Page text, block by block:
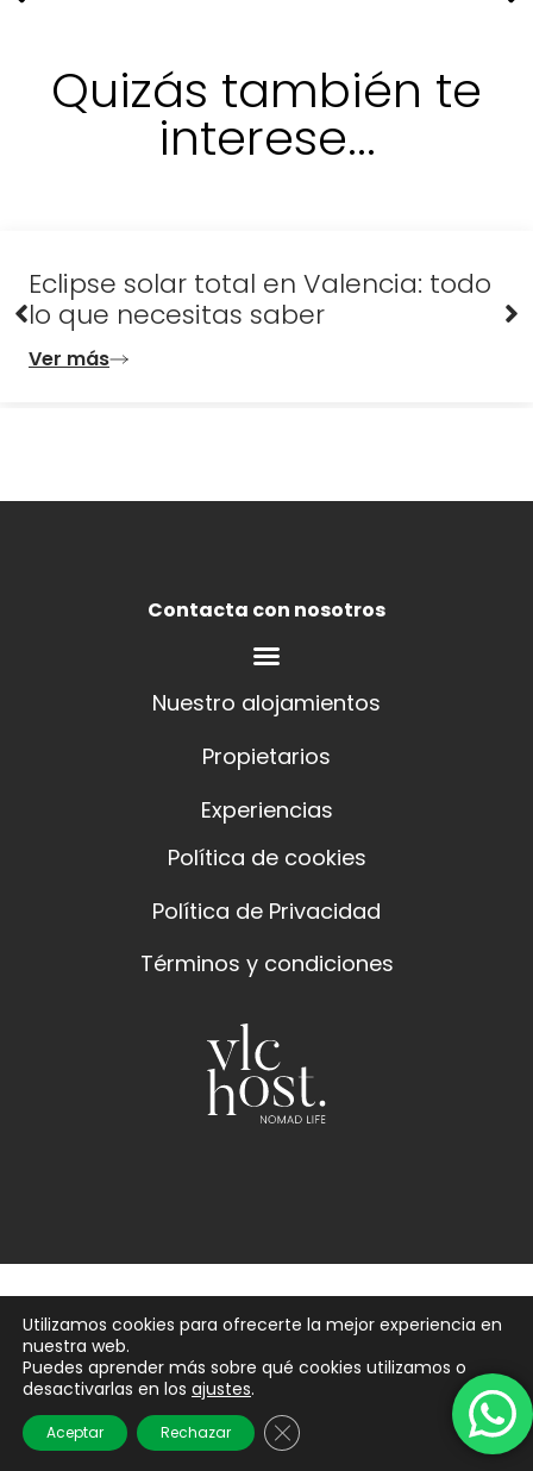
Quizás también te
interese...
Escapadas de última hora: tus
vacaciones de verano en
Ver más
Contacta con nosotros
Nuestro alojamientos
Propietarios
Experiencias
Política de cookies
Política de Privacidad
Términos y condiciones
Utilizamos cookies para ofrecerte la mejor experiencia en
nuestra web.
Puedes aprender más sobre qué cookies utilizamos o
desactivarlas en los ajustes.
Aceptar Rechazar Cerrar el banner de cookies